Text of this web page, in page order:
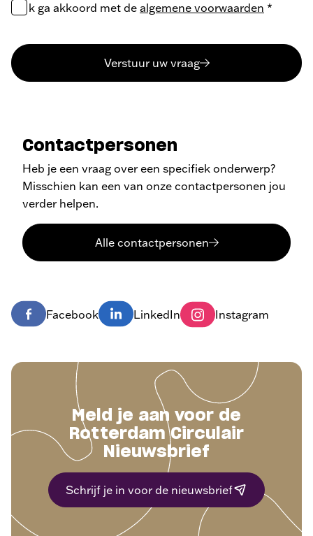
Ik ga akkoord met de algemene voorwaarden *
Verstuur uw vraag
Contactpersonen
Heb je een vraag over een specifiek onderwerp?
Misschien kan een van onze contactpersonen jou
verder helpen.
Alle contactpersonen
Facebook LinkedIn Instagram
Meld je aan voor de
Rotterdam Circulair
Nieuwsbrief
Schrijf je in voor de nieuwsbrief